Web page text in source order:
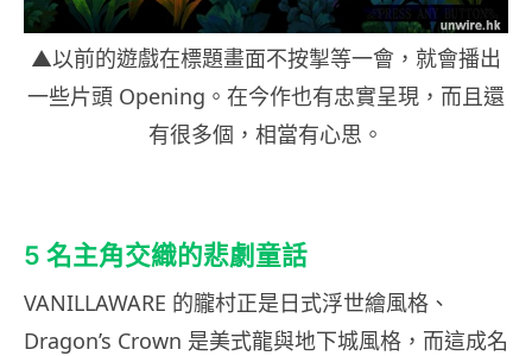
▲以前的遊戲在標題畫面不按掣等一會，就會播出
一些片頭 Opening。在今作也有忠實呈現，而且還
有很多個，相當有心思。
5 名主角交織的悲劇童話
VANILLAWARE 的朧村正是日式浮世繪風格、
Dragon’s Crown 是美式龍與地下城風格，而這成名